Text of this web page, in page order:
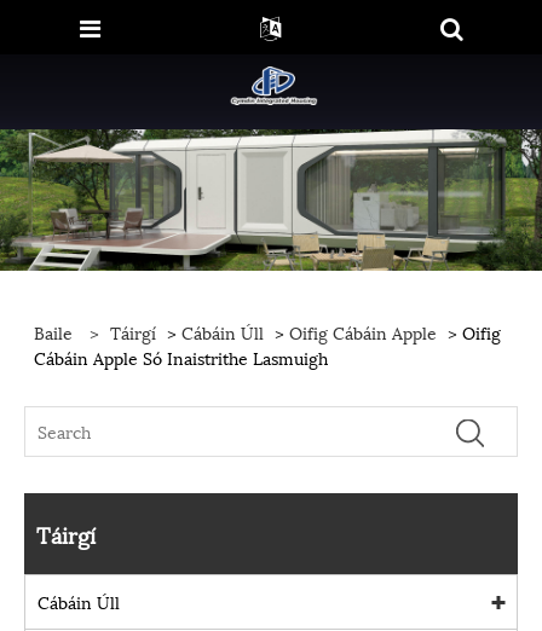
Baile > Táirgí >Cábáin Úll >Oifig Cábáin Apple > Oifig
Cábáin Apple Só Inaistrithe Lasmuigh
Táirgí
Cábáin Úll